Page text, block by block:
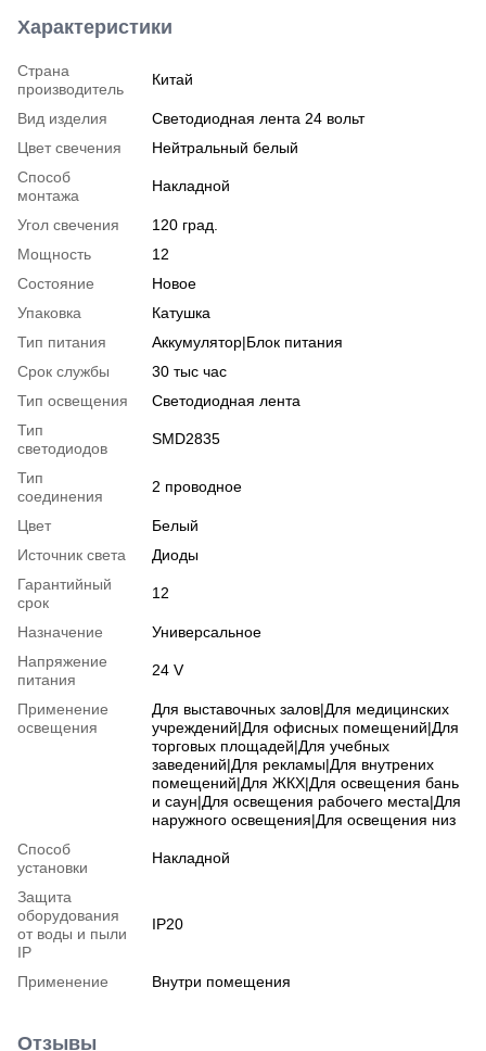
Характеристики
Страна
производитель
Китай
Вид изделия
Светодиодная лента 24 вольт
Цвет свечения
Нейтральный белый
Способ
монтажа
Накладной
Угол свечения
120 град.
Мощность
12
Состояние
Новое
Упаковка
Катушка
Тип питания
Аккумулятор|Блок питания
Срок службы
30 тыс час
Тип освещения
Светодиодная лента
Тип
светодиодов
SMD2835
Тип
соединения
2 проводное
Цвет
Белый
Источник света
Диоды
Гарантийный
срок
12
Назначение
Универсальное
Напряжение
питания
24 V
Применение
освещения
Для выставочных залов|Для медицинских
учреждений|Для офисных помещений|Для
торговых площадей|Для учебных
заведений|Для рекламы|Для внутрених
помещений|Для ЖКХ|Для освещения бань
и саун|Для освещения рабочего места|Для
наружного освещения|Для освещения низ
Способ
установки
Накладной
Защита
оборудования
от воды и пыли
IP
IP20
Применение Внутри помещения
Отзывы